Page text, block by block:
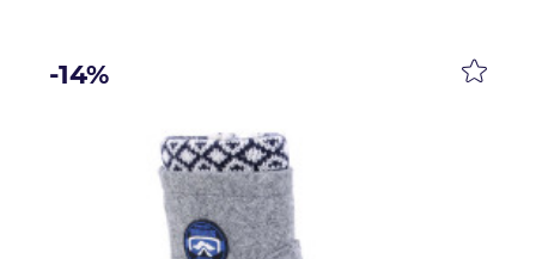
-14%